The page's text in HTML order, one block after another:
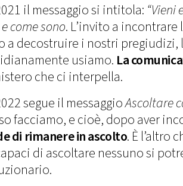
il messaggio si intitola: “Vieni
come sono. L’invito a
a decostruire i nostri
usiamo. La
che ci interpella.
segue il messaggioAscoltare
facciamo, e cioè, dopo aver
di rimanere in ascolto. È l’altro
di ascoltare nessuno si